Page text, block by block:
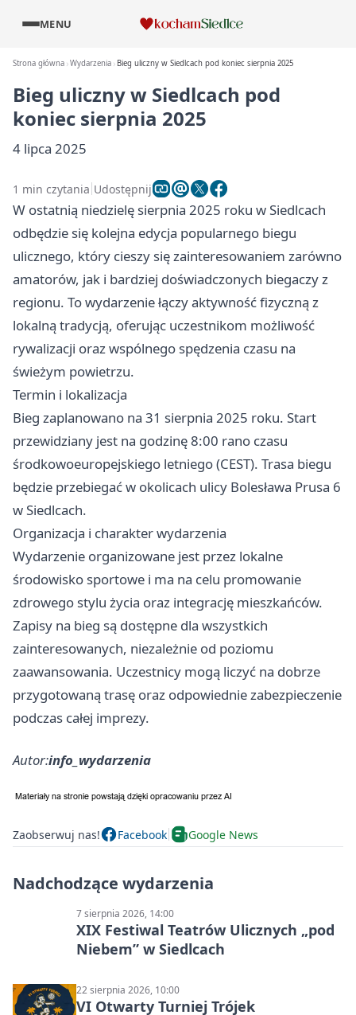
MENU
Strona główna Wydarzenia Bieg uliczny w Siedlcach pod koniec sierpnia 2025
Bieg uliczny w Siedlcach pod
koniec sierpnia 2025
4 lipca 2025
1 min czytania Udostępnij
W ostatnią niedzielę sierpnia 2025 roku w Siedlcach
odbędzie się kolejna edycja popularnego biegu
ulicznego, który cieszy się zainteresowaniem zarówno
amatorów, jak i bardziej doświadczonych biegaczy z
regionu. To wydarzenie łączy aktywność fizyczną z
lokalną tradycją, oferując uczestnikom możliwość
rywalizacji oraz wspólnego spędzenia czasu na
świeżym powietrzu.
Termin i lokalizacja
Bieg zaplanowano na 31 sierpnia 2025 roku. Start
przewidziany jest na godzinę 8:00 rano czasu
środkowoeuropejskiego letniego (CEST). Trasa biegu
będzie przebiegać w okolicach ulicy Bolesława Prusa 6
w Siedlcach.
Organizacja i charakter wydarzenia
Wydarzenie organizowane jest przez lokalne
środowisko sportowe i ma na celu promowanie
zdrowego stylu życia oraz integrację mieszkańców.
Zapisy na bieg są dostępne dla wszystkich
zainteresowanych, niezależnie od poziomu
zaawansowania. Uczestnicy mogą liczyć na dobrze
przygotowaną trasę oraz odpowiednie zabezpieczenie
podczas całej imprezy.
Autor:info_wydarzenia
Zaobserwuj nas! Facebook Google News
Nadchodzące wydarzenia
7 sierpnia 2026, 14:00
XIX Festiwal Teatrów Ulicznych „pod
Niebem” w Siedlcach
22 sierpnia 2026, 10:00
VI Otwarty Turniej Trójek